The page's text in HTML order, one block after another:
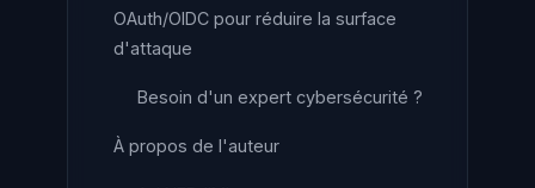
OAuth/OIDC pour réduire la surface
d'attaque
Besoin d'un expert cybersécurité ?
À propos de l'auteur